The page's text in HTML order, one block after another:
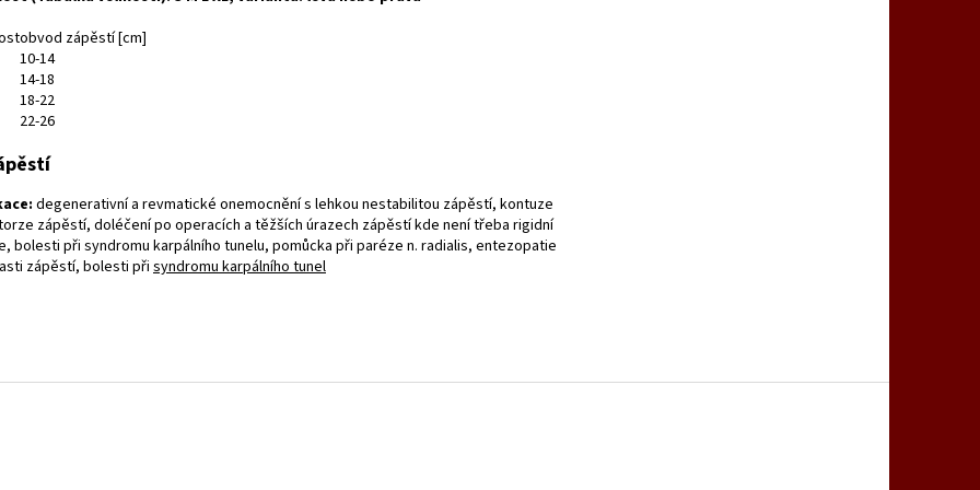
obvod zápěstí [cm]
10-14
14-18
18-22
22-26
degenerativní a revmatické onemocnění s lehkou nestabilitou zápěstí, kontuze
zápěstí, doléčení po operacích a těžších úrazech zápěstí kde není třeba rigidní
bolesti při syndromu karpálního tunelu, pomůcka při paréze n. radialis, entezopatie
zápěstí, bolesti přisyndromu karpálního tunel